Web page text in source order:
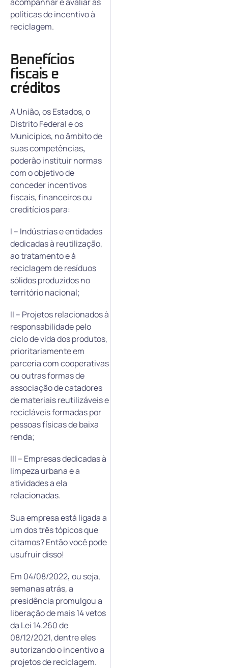
políticas de incentivo à
reciclagem.
Benefícios
fiscais e
créditos
A União, os Estados, o
Distrito Federal e os
Municípios, no âmbito de
suas competências,
poderão instituir normas
com o objetivo de
conceder incentivos
fiscais, financeiros ou
creditícios para:
I – Indústrias e entidades
dedicadas à reutilização,
ao tratamento e à
reciclagem de resíduos
sólidos produzidos no
território nacional;
II – Projetos relacionados à
responsabilidade pelo
ciclo de vida dos produtos,
prioritariamente em
parceria com cooperativas
ou outras formas de
associação de catadores
de materiais reutilizáveis e
recicláveis formadas por
pessoas físicas de baixa
renda;
III – Empresas dedicadas à
limpeza urbana e a
atividades a ela
relacionadas.
Sua empresa está ligada a
um dos três tópicos que
citamos? Então você pode
usufruir disso!
Em 04/08/2022, ou seja,
semanas atrás, a
presidência promulgou a
liberação de mais 14 vetos
da Lei 14.260 de
08/12/2021, dentre eles
autorizando o incentivo a
projetos de reciclagem.